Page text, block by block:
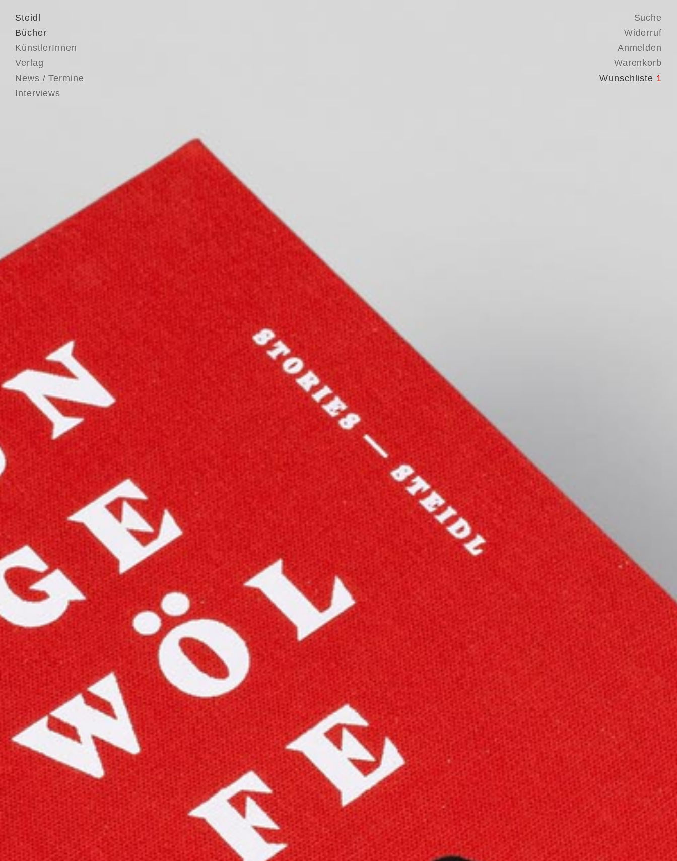
Steidl
Bücher
KünstlerInnen
Verlag
News / Termine
Interviews
Suche
Widerruf
Anmelden
Warenkorb
Wunschliste 1